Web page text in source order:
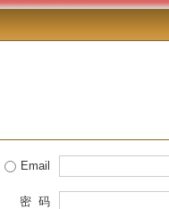
Email
密 码